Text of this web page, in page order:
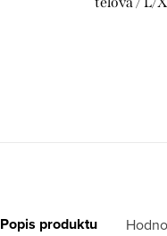
Popis produktu